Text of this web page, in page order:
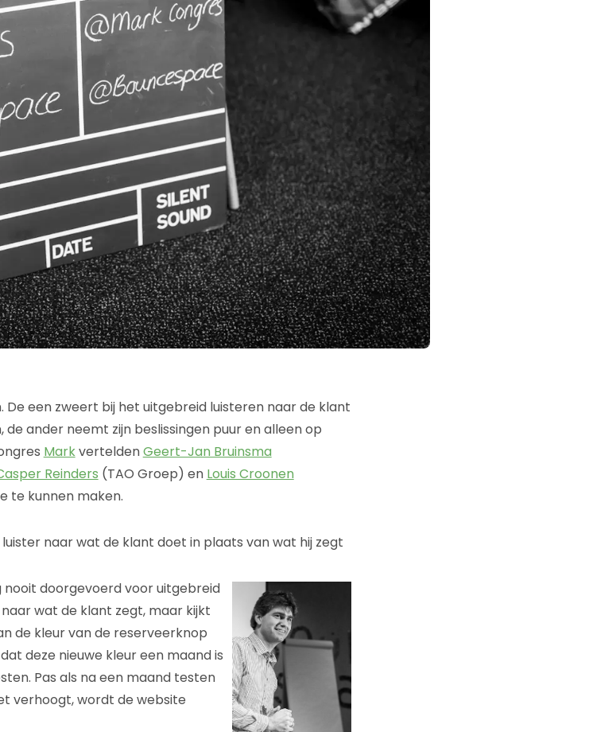
De een zweert bij het uitgebreid luisteren naar de klant
ander neemt zijn beslissingen puur en alleen op
MarkverteldenGeert-Jan Bruinsma
Reinders (TAO Groep) en Louis Croonen
te kunnen maken.
naar wat de klant doet in plaats van wat hij zegt
doorgevoerd voor uitgebreid
wat de klant zegt, maar kijkt
de kleur van de reserveerknop
deze nieuwe kleur een maand is
Pas als na een maand testen
verhoogt, wordt de website